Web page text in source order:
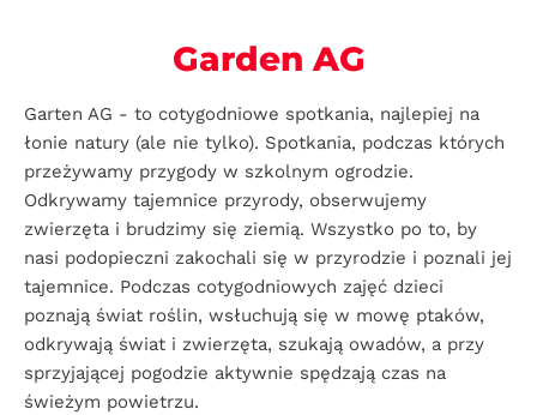
Garden AG
Garten AG - to cotygodniowe spotkania, najlepiej na
łonie natury (ale nie tylko). Spotkania, podczas których
przeżywamy przygody w szkolnym ogrodzie.
Odkrywamy tajemnice przyrody, obserwujemy
zwierzęta i brudzimy się ziemią. Wszystko po to, by
nasi podopieczni zakochali się w przyrodzie i poznali jej
tajemnice. Podczas cotygodniowych zajęć dzieci
poznają świat roślin, wsłuchują się w mowę ptaków,
odkrywają świat i zwierzęta, szukają owadów, a przy
sprzyjającej pogodzie aktywnie spędzają czas na
świeżym powietrzu.